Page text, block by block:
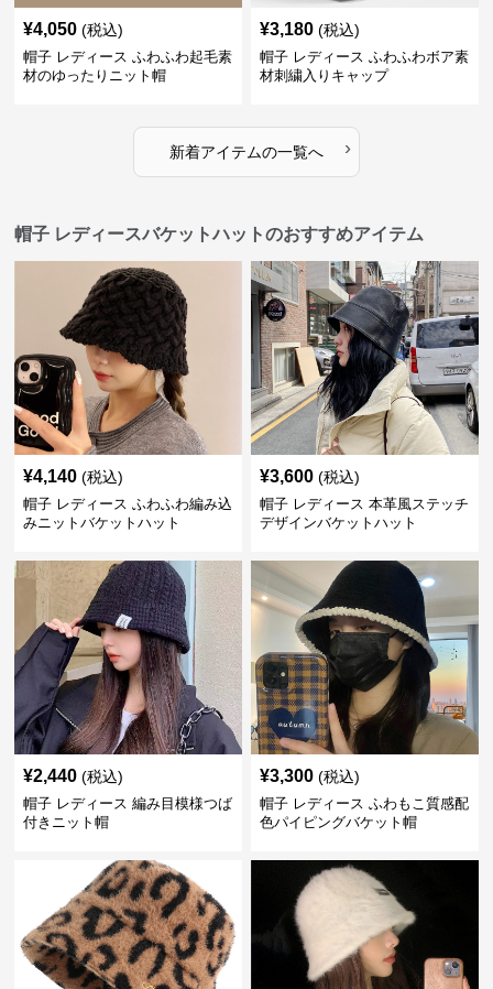
¥4,050 (税込)
帽子 レディース ふわふわ起毛素
材のゆったりニット帽
¥3,180 (税込)
帽子 レディース ふわふわボア素
材刺繍入りキャップ
新着アイテムの一覧へ ›
帽子 レディースバケットハットのおすすめアイテム
¥4,140 (税込)
帽子 レディース ふわふわ編み込
みニットバケットハット
¥3,600 (税込)
帽子 レディース 本革風ステッチ
デザインバケットハット
¥2,440 (税込)
帽子 レディース 編み目模様つば
付きニット帽
¥3,300 (税込)
帽子 レディース ふわもこ質感配
色パイピングバケット帽